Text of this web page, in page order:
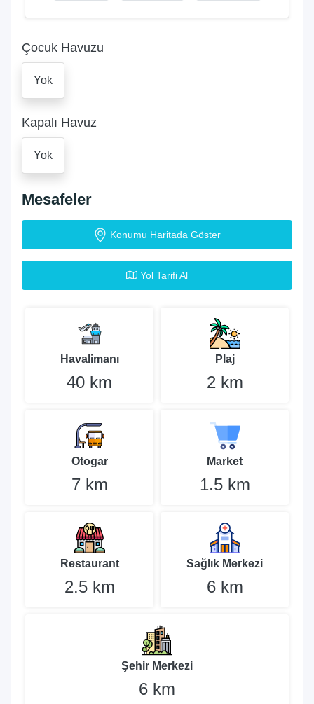
Çocuk Havuzu
Yok
Kapalı Havuz
Yok
Mesafeler
Konumu Haritada Göster
Yol Tarifi Al
Havalimanı
40 km
Plaj
2 km
Otogar
7 km
Market
1.5 km
Restaurant
2.5 km
Sağlık Merkezi
6 km
Şehir Merkezi
6 km